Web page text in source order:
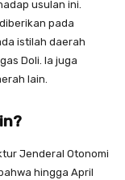
usulan ini.
pada
istilah daerah
Doli. Ia juga
lain.
Jenderal Otonomi
hingga April